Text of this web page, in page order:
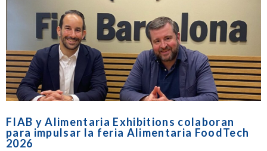
FIAB y Alimentaria Exhibitions colaboran
para impulsar la feria Alimentaria FoodTech
2026